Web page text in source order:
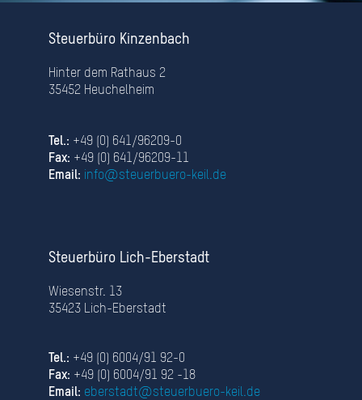
Steuerbüro Kinzenbach
Hinter dem Rathaus 2
35452 Heuchelheim
Tel.: +49 (0) 641/96209-0
Fax: +49 (0) 641/96209-11
Email: info@steuerbuero-keil.de
Steuerbüro Lich-Eberstadt
Wiesenstr. 13
35423 Lich-Eberstadt
Tel.: +49 (0) 6004/91 92-0
Fax: +49 (0) 6004/91 92 -18
Email: eberstadt@steuerbuero-keil.de